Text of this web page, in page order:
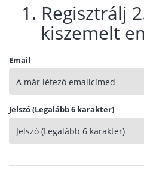
1. Regisztrálj
kiszemelt
Email
Jelszó (Legalább 6 karakter)